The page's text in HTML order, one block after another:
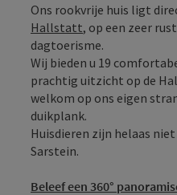
Ons rookvrije huis ligt
Hallstatt, op een zeer
dagtoerisme.
Wij bieden u 19
prachtig uitzicht op de
welkom op ons eigen
duikplank.
Huisdieren zijn helaas
Sarstein.
Beleef een 360°